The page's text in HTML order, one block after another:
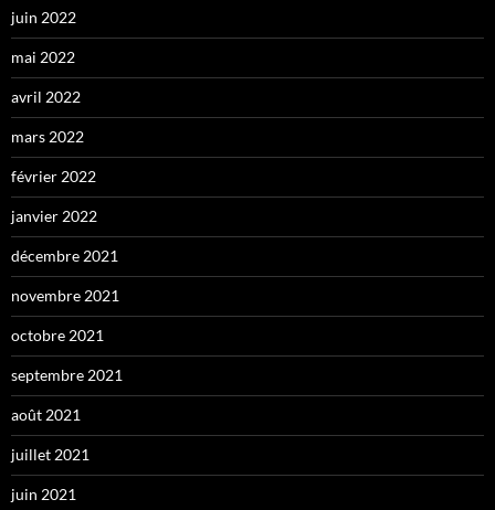
juin 2022
mai 2022
avril 2022
mars 2022
février 2022
janvier 2022
décembre 2021
novembre 2021
octobre 2021
septembre 2021
août 2021
juillet 2021
juin 2021